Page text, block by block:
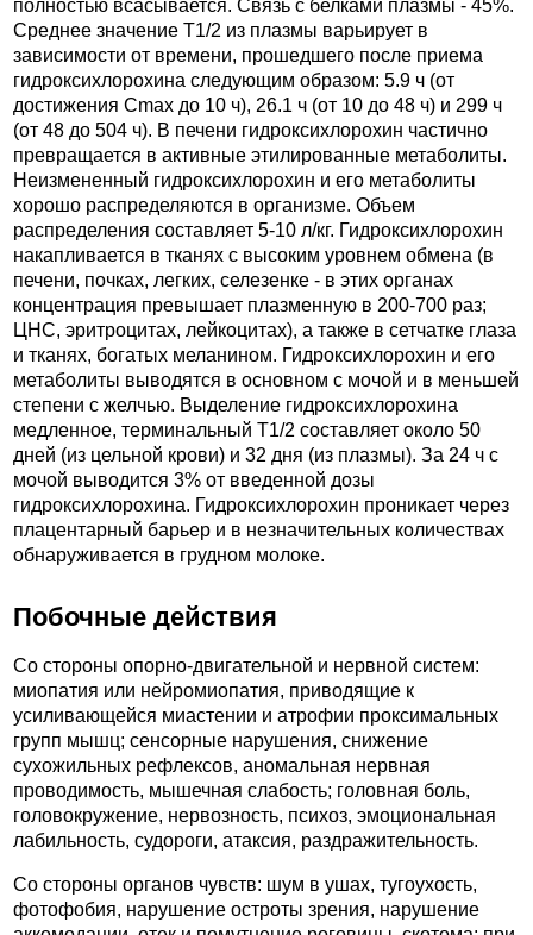
полностью всасывается. Связь с белками плазмы - 45%.
Среднее значение T1/2 из плазмы варьирует в
зависимости от времени, прошедшего после приема
гидроксихлорохина следующим образом: 5.9 ч (от
достижения Cmax до 10 ч), 26.1 ч (от 10 до 48 ч) и 299 ч
(от 48 до 504 ч). В печени гидроксихлорохин частично
превращается в активные этилированные метаболиты.
Неизмененный гидроксихлорохин и его метаболиты
хорошо распределяются в организме. Объем
распределения составляет 5-10 л/кг. Гидроксихлорохин
накапливается в тканях с высоким уровнем обмена (в
печени, почках, легких, селезенке - в этих органах
концентрация превышает плазменную в 200-700 раз;
ЦНС, эритроцитах, лейкоцитах), а также в сетчатке глаза
и тканях, богатых меланином. Гидроксихлорохин и его
метаболиты выводятся в основном с мочой и в меньшей
степени с желчью. Выделение гидроксихлорохина
медленное, терминальный T1/2 составляет около 50
дней (из цельной крови) и 32 дня (из плазмы). За 24 ч с
мочой выводится 3% от введенной дозы
гидроксихлорохина. Гидроксихлорохин проникает через
плацентарный барьер и в незначительных количествах
обнаруживается в грудном молоке.
Побочные действия
Со стороны опорно-двигательной и нервной систем:
миопатия или нейромиопатия, приводящие к
усиливающейся миастении и атрофии проксимальных
групп мышц; сенсорные нарушения, снижение
сухожильных рефлексов, аномальная нервная
проводимость, мышечная слабость; головная боль,
головокружение, нервозность, психоз, эмоциональная
лабильность, судороги, атаксия, раздражительность.
Со стороны органов чувств: шум в ушах, тугоухость,
фотофобия, нарушение остроты зрения, нарушение